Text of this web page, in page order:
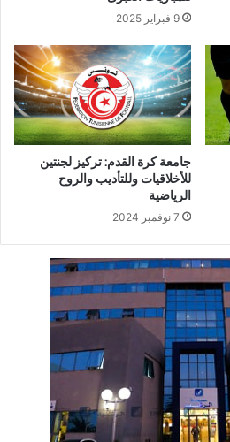
9 فبراير 2025
جامعة كرة القدم: تركيز لجنتين
للأخلاقيات وللتأديب والروح
الرياضية
7 نوفمبر 2024